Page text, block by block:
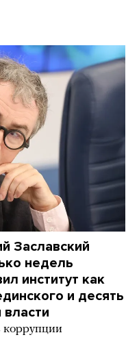
Заславский
недель
институт как
и десять
власти
коррупции